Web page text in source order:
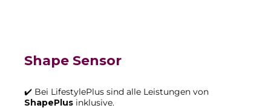
Shape Sensor
✔️ Bei LifestylePlus sind alle Leistungen von
ShapePlus inklusive.